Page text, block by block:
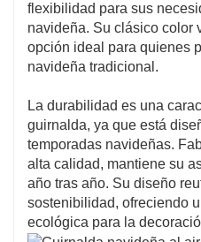
flexibilidad para sus
navideña. Su clásico color
opción ideal para quienes
navideña tradicional.
La durabilidad es una
guirnalda, ya que está
temporadas navideñas.
alta calidad, mantiene su
año tras año. Su diseño
sostenibilidad, ofreciendo
ecológica para la